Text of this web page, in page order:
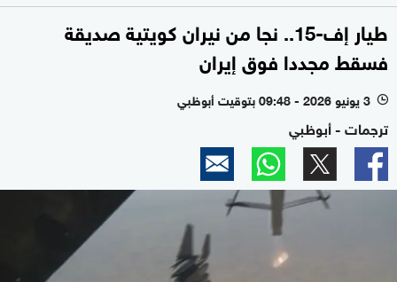
طيار إف-15.. نجا من نيران كويتية صديقة
فسقط مجددا فوق إيران
l 3 يونيو 2026 - 09:48 بتوقيت أبوظبي
ترجمات - أبوظبي